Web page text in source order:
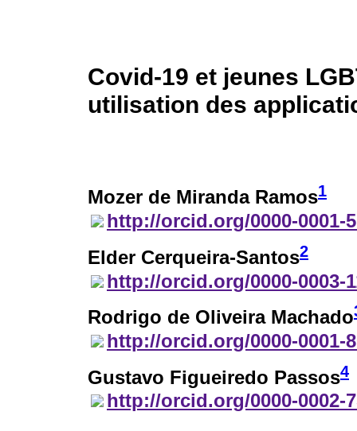
Covid-19 et jeunes
utilisation des
Mozer de Miranda Ramos1
http://orcid.org/0000-0001-
Elder Cerqueira-Santos2
http://orcid.org/0000-0003-
Rodrigo de Oliveira Machado
http://orcid.org/0000-0001-
Gustavo Figueiredo Passos4
http://orcid.org/0000-0002-